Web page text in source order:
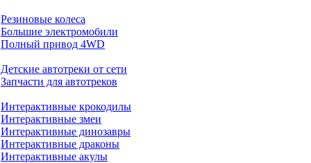
Резиновые колеса
Большие электромобили
Полный привод 4WD
Детские автотреки от сети
Запчасти для автотреков
Интерактивные крокодилы
Интерактивные змеи
Интерактивные динозавры
Интерактивные драконы
Интерактивные акулы